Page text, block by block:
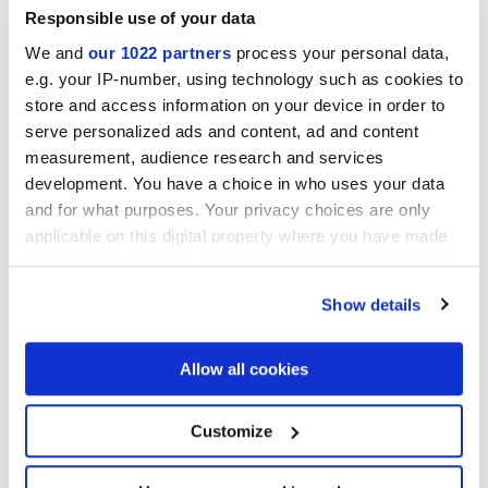
Responsible use of your data
We and our 1022 partners process your personal data,
e.g. your IP-number, using technology such as cookies to
store and access information on your device in order to
serve personalized ads and content, ad and content
measurement, audience research and services
development. You have a choice in who uses your data
and for what purposes. Your privacy choices are only
applicable on this digital property where you have made
your choices. You can change or withdraw your consent
If you allow, we would also like to:
Collect information about your geographical
location which can be accurate to within several
Identify your device by actively scanning it for
specific characteristics (fingerprinting)
Show details
Allow all cookies
Customize
Was ist Ihre Interpretation des Vintage-Stils…
Maiolica oder Cementina?
KontaktierenSie uns für nähere Infos
Lesezeichenhinzufügen
DiesenArtikel teilen
Newsletter-Anmeldung
von Marca Corona immer
auf dem Laufenden bleiben?
Melden Sie sich für unseren Newsletter an